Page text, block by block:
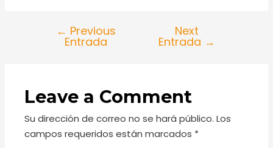
← Previous
Entrada
Next
Entrada →
Leave a Comment
Su dirección de correo no se hará público. Los
campos requeridos están marcados *